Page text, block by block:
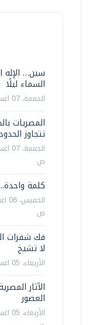
سين… الإله
السماء ليلًا
الجمعة، 07 اغسطس 2026 01:00 م
المصريات
تتجاوز الحدود
ص
كلمة
ص
فك شفرات
لا تشيخ
الأربعاء، 05 اغسطس 2026 12:00 م
الآثار
العصور